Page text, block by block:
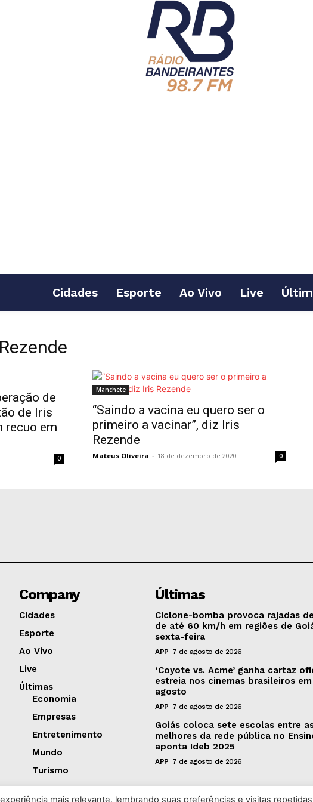
Cidades Esporte Ao Vivo Live
de
de Iris
recuo em
0
Manchete
“Saindo a vacina eu quero ser o
primeiro a vacinar”, diz Iris
Rezende
Mateus Oliveira - 18 de dezembro de 2020 0
Company
Cidades
Esporte
Ao Vivo
Live
Últimas
Economia
Empresas
Entretenimento
Mundo
Turismo
Últimas
Ciclone-bomba provoca rajadas
de até 60 km/h em regiões de
sexta-feira
APP 7 de agosto de 2026
‘Coyote vs. Acme’ ganha cartaz
estreia nos cinemas brasileiros
agosto
APP 7 de agosto de 2026
Goiás coloca sete escolas entre
melhores da rede pública no
aponta Ideb 2025
APP 7 de agosto de 2026
mais relevante, lembrando suas preferências e visitas